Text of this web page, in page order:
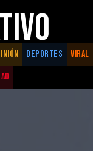
DEPORTES
VIRAL